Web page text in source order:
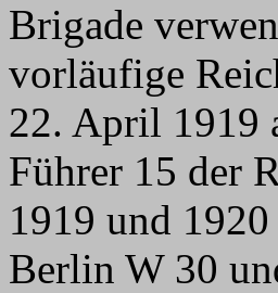
Brigade
vorläufige
22. April 1919
Führer 15 der
1919 und
Berlin W 30